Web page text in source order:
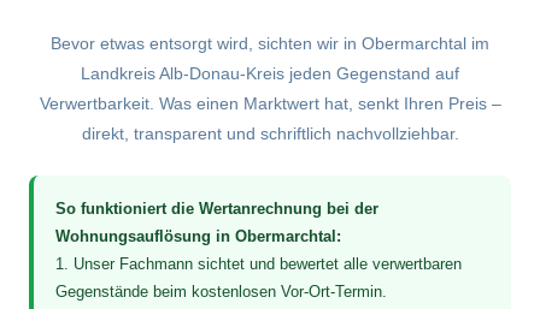
Bevor etwas entsorgt wird, sichten wir in Obermarchtal im
Landkreis Alb-Donau-Kreis jeden Gegenstand auf
Verwertbarkeit. Was einen Marktwert hat, senkt Ihren Preis –
direkt, transparent und schriftlich nachvollziehbar.
So funktioniert die Wertanrechnung bei der
Wohnungsauflösung in Obermarchtal:
1. Unser Fachmann sichtet und bewertet alle verwertbaren
Gegenstände beim kostenlosen Vor-Ort-Termin.